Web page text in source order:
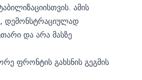
ამის
დემონსტრაციულად
და არა მასზე
ფრონტის გახსნის გეგმის